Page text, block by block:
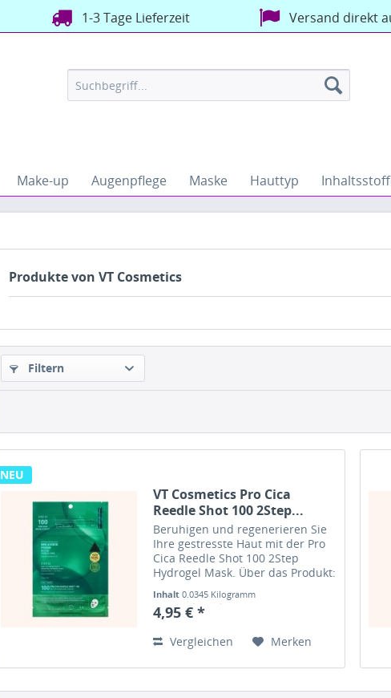
1-3 Tage Lieferzeit Versand direkt
Make-up Augenpflege Maske Hauttyp
Produkte von VT Cosmetics
Filtern
NEU
VT Cosmetics Pro Cica
Reedle Shot 100 2Step...
Beruhigen und regenerieren Sie
Ihre gestresste Haut mit der Pro
Cica Reedle Shot 100 2Step
Hydrogel Mask. Über das Produkt:
Die Pro Cica Reedle Shot 100
2Step Hydrogel Mask ist eine
erfrischende Hydrogelmaske, die
Inhalt0.0345 Kilogramm
(143,48 € * / 1 Kilogramm)
4,95 € *
Vergleichen Merken